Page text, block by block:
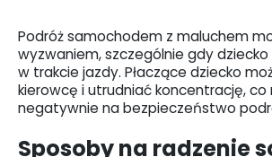
Podróż samochodem z maluchem
wyzwaniem, szczególnie gdy dziecko
w trakcie jazdy. Płaczące dziecko
kierowcę i utrudniać koncentrację, co
negatywnie na bezpieczeństwo
Sposoby na radzenie